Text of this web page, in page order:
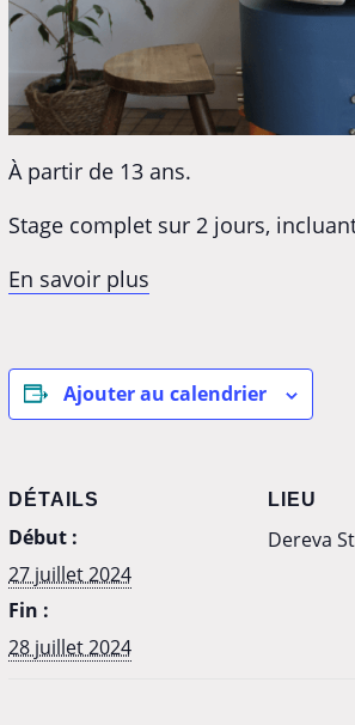
À partir de 13 ans.
Stage complet sur 2 jours,
En savoir plus
Ajouter au calendrier
DÉTAILS
Début :
27 juillet 2024
Fin :
28 juillet 2024
LIEU
Dereva